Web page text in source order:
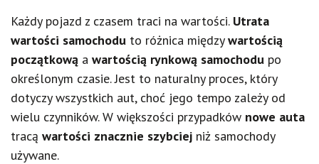
Każdy pojazd z czasem traci na wartości. Utrata
wartości samochodu to różnica międzywartością
początkową a wartością rynkową samochodu po
określonym czasie. Jest to naturalny proces, który
dotyczy wszystkich aut, choć jego tempo zależy od
wielu czynników. W większości przypadków nowe auta
tracą wartości znacznie szybciej niż samochody
używane.